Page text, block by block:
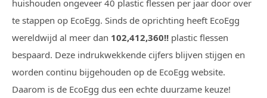
huishouden ongeveer 40 plastic flessen per jaar door over
te stappen op EcoEgg. Sinds de oprichting heeft EcoEgg
wereldwijd al meer dan 102,412,360!! plastic flessen
bespaard. Deze indrukwekkende cijfers blijven stijgen en
worden continu bijgehouden op de EcoEgg website.
Daarom is de EcoEgg dus een echte duurzame keuze!